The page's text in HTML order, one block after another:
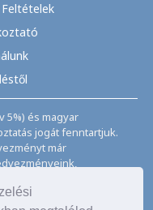
5%) és magyar
jogát fenntartjuk.
már
ideig, a készletek